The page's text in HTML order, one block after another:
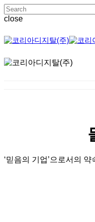
Skip
to
content
close
Close
‘믿음의 기업’으로서의